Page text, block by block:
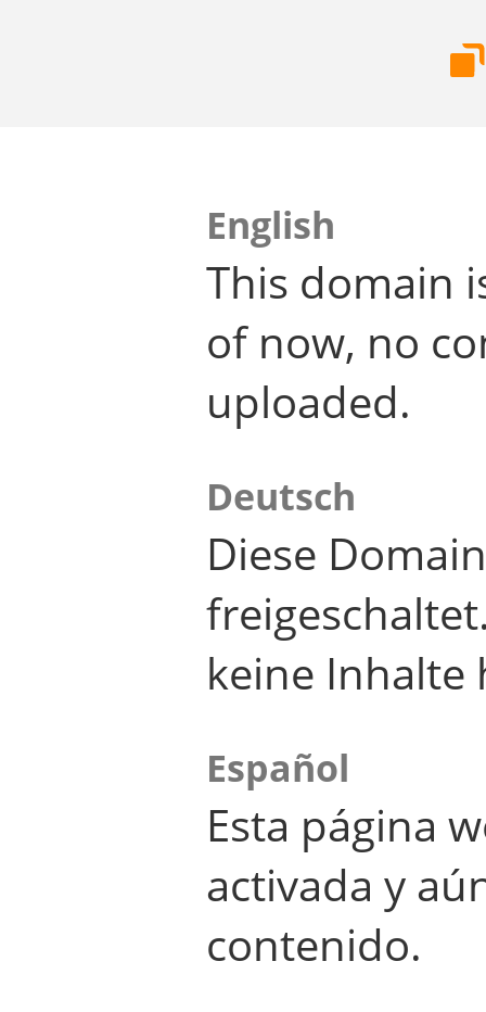
English
This domain
of now, no
uploaded.
Deutsch
Diese
keine Inhalte
Español
Esta página
activada y
contenido.